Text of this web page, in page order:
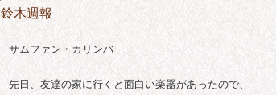
鈴木週報
サムファン・カリンバ
先日、友達の家に行くと面白い楽器があったので、